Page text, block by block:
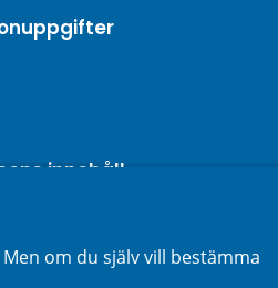
innehåll
om du själv vill bestämma